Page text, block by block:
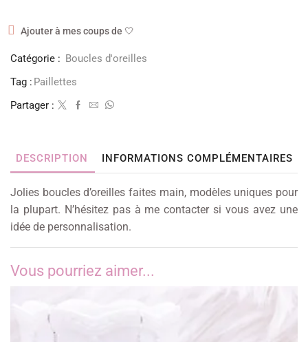
Ajouter à mes coups de 🤍
Catégorie : Boucles d'oreilles
Tag : Paillettes
Partager :
DESCRIPTION INFORMATIONS COMPLÉMENTAIRES
Jolies boucles d’oreilles faites main, modèles uniques pour
la plupart. N’hésitez pas à me contacter si vous avez une
idée de personnalisation.
Vous pourriez aimer...